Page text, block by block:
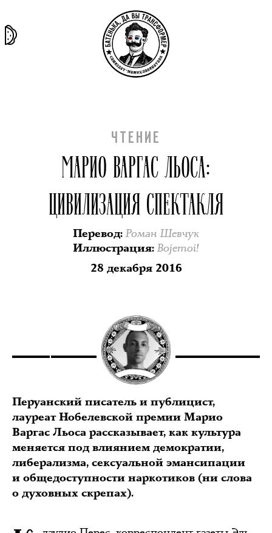
ЧТЕНИЕ
МАРИО ВАРГАС ЛЬОСА:
ЦИВИЛИЗАЦИЯ СПЕКТАКЛЯ
Перевод: Роман Шевчук
Иллюстрация: Bojemoi!
28 декабря 2016
Перуанский писатель и публицист,
лауреат Нобелевской премии Марио
Варгас Льоса рассказывает, как культура
меняется под влиянием демократии,
либерализма, сексуальной эмансипации
и общедоступности наркотиков (ни слова
о духовных скрепах).